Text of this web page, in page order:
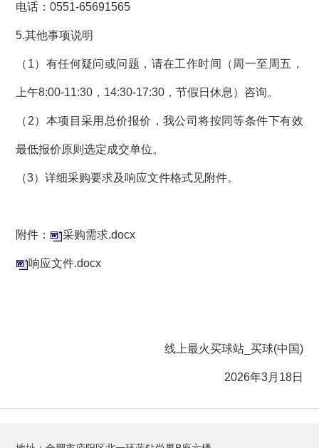
电话 ：0551-65691565
5.其他事项说明
（ 1）有任何疑问或问题，请在工作时间（周一至周五，
上午8:00-11:30， 14:30-17:30，节假日休息）咨询。
（ 2）本项目采用 总价报价，我公司将按同等条件下有效
最低报价原则选定成交单位。
（3）详细采购要求及响应文件格式见附件。
附件： 采购需求.docx
响应文件.docx
线上最火买球站_买球(中国)
2026年3月18日